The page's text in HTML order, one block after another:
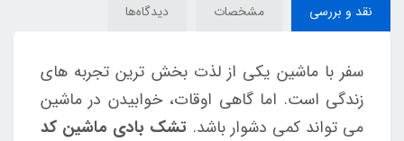
نقد و بررسی مشخصات دیدگاه‌ها
سفر با ماشین یکی از لذت بخش ترین تجربه های
زندگی است. اما گاهی اوقات، خوابیدن در ماشین
می تواند کمی دشوار باشد. تشک بادی ماشین کد